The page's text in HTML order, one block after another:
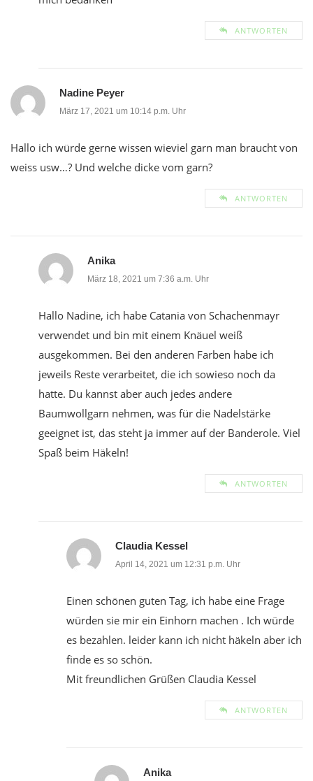
ANTWORTEN
Nadine Peyer
März 17, 2021 um 10:14 p.m. Uhr
Hallo ich würde gerne wissen wieviel garn man braucht von
weiss usw…? Und welche dicke vom garn?
ANTWORTEN
Anika
März 18, 2021 um 7:36 a.m. Uhr
Hallo Nadine, ich habe Catania von Schachenmayr
verwendet und bin mit einem Knäuel weiß
ausgekommen. Bei den anderen Farben habe ich
jeweils Reste verarbeitet, die ich sowieso noch da
hatte. Du kannst aber auch jedes andere
Baumwollgarn nehmen, was für die Nadelstärke
geeignet ist, das steht ja immer auf der Banderole. Viel
Spaß beim Häkeln!
ANTWORTEN
Claudia Kessel
April 14, 2021 um 12:31 p.m. Uhr
Einen schönen guten Tag, ich habe eine Frage
würden sie mir ein Einhorn machen . Ich würde
es bezahlen. leider kann ich nicht häkeln aber ich
finde es so schön.
Mit freundlichen Grüßen Claudia Kessel
ANTWORTEN
Anika